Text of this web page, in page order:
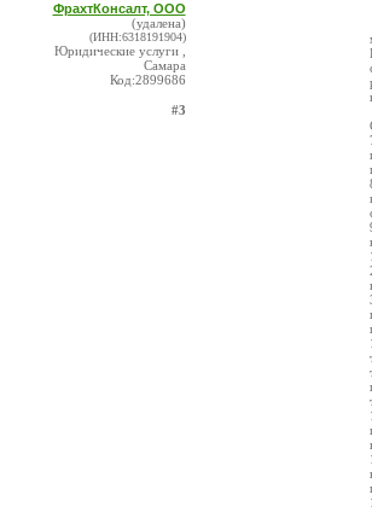
ФрахтКонсалт, ООО
(удалена)
(ИНН:6318191904)
Юридические услуги ,
Самара
Код:2899686
#3